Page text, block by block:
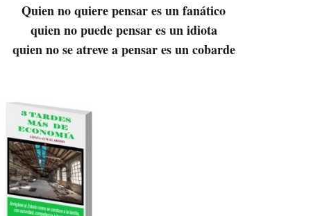
Quien no quiere pensar es un fanático
quien no puede pensar es un idiota
quien no se atreve a pensar es un cobarde